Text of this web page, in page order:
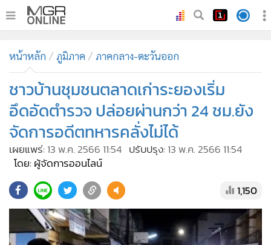
ทันเหตุการณ์
• ภาคใต้
• ภูมิภาค
Online Section
• บันเทิง
ผู้จัดการรายวัน
• ละคร
CbizReview
• Cyber BIZ
หน้าหลัก ภูมิภาค ภาคกลาง-ตะวันออก
ชาวบ้านชุมชนตลาดเก่าระยองเริ่ม
อึดอัดตำรวจ ปล่อยผ่านกว่า 24 ชม.ยัง
จัดการอดีตทหารคลั่งไม่ได้
เผยแพร่: 13 พ.ค. 2566 11:54 ปรับปรุง: 13 พ.ค. 2566 11:54
โดย: ผู้จัดการออนไลน์
1,150